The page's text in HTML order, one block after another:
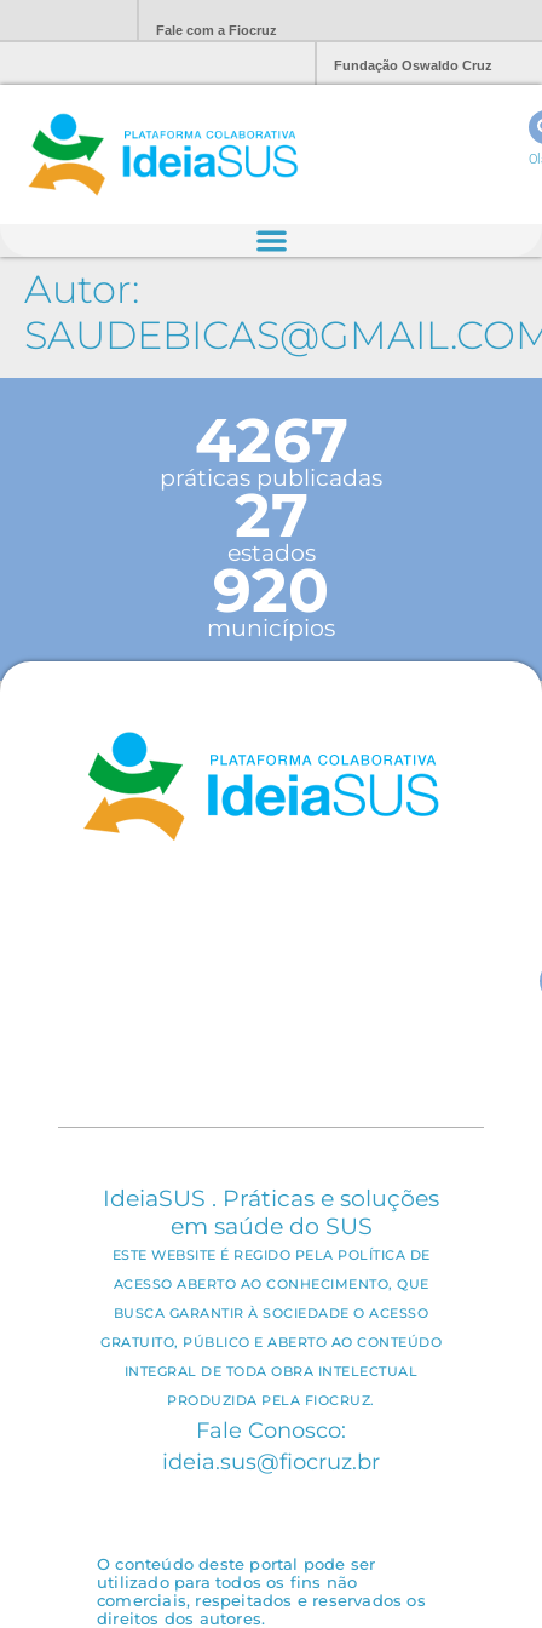
Fale com a Fiocruz
Fundação Oswaldo Cruz
Autor:
4267
práticas publicadas
27
estados
920
municípios
IdeiaSUS . Práticas e soluções
em saúde do SUS
ESTE WEBSITE É REGIDO PELA POLÍTICA DE
ACESSO ABERTO AO CONHECIMENTO, QUE
BUSCA GARANTIR À SOCIEDADE O ACESSO
GRATUITO, PÚBLICO E ABERTO AO CONTEÚDO
INTEGRAL DE TODA OBRA INTELECTUAL
PRODUZIDA PELA FIOCRUZ.
Fale Conosco:
ideia.sus@fiocruz.br
O conteúdo deste portal pode ser
utilizado para todos os fins não
comerciais, respeitados e reservados os
direitos dos autores.